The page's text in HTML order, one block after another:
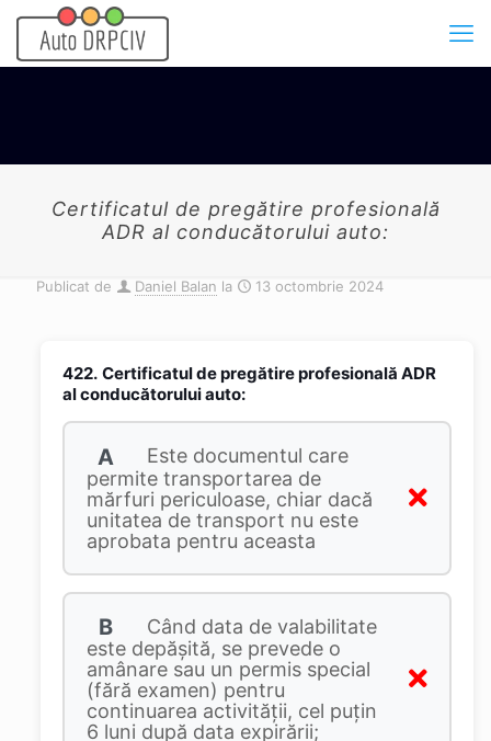
Certificatul de pregătire profesională
ADR al conducătorului auto:
Publicat de Daniel Balan la 13 octombrie 2024
422. Certificatul de pregătire profesională ADR
al conducătorului auto:
A
Este documentul care
permite transportarea de
mărfuri periculoase, chiar dacă
unitatea de transport nu este
aprobata pentru aceasta
B
Când data de valabilitate
este depăşită, se prevede o
amânare sau un permis special
(fără examen) pentru
continuarea activităţii, cel puţin
6 luni după data expirării;